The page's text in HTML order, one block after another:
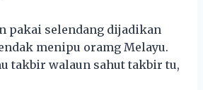
pakai selendang dijadikan
menipu oramg Melayu.
takbir walaun sahut takbir tu,